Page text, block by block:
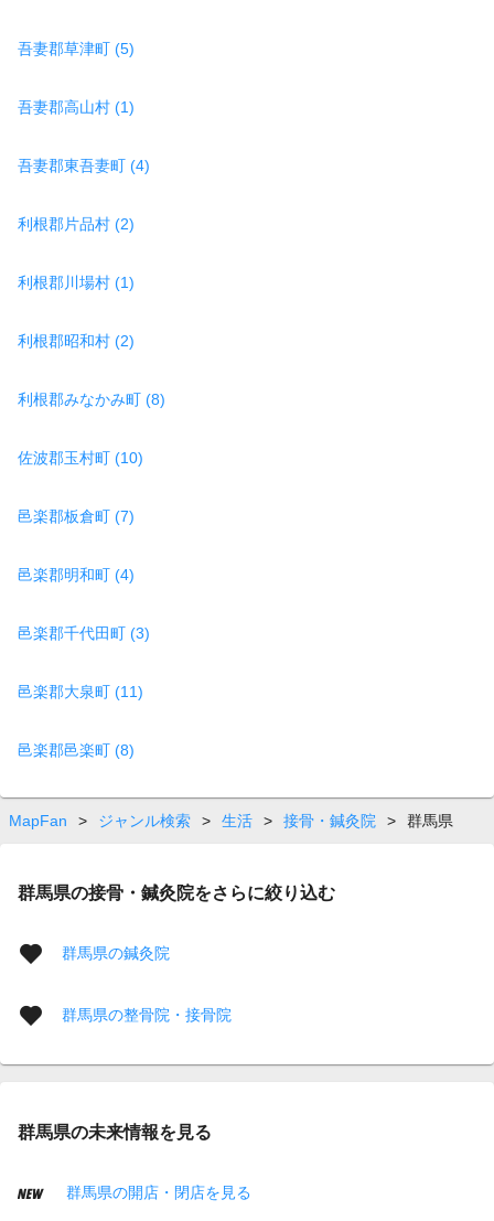
吾妻郡草津町 (5)
吾妻郡高山村 (1)
吾妻郡東吾妻町 (4)
利根郡片品村 (2)
利根郡川場村 (1)
利根郡昭和村 (2)
利根郡みなかみ町 (8)
佐波郡玉村町 (10)
邑楽郡板倉町 (7)
邑楽郡明和町 (4)
邑楽郡千代田町 (3)
邑楽郡大泉町 (11)
邑楽郡邑楽町 (8)
MapFan > ジャンル検索 > 生活 > 接骨・鍼灸院 > 群馬県
群馬県の接骨・鍼灸院をさらに絞り込む
群馬県の鍼灸院
群馬県の整骨院・接骨院
群馬県の未来情報を見る
群馬県の開店・閉店を見る